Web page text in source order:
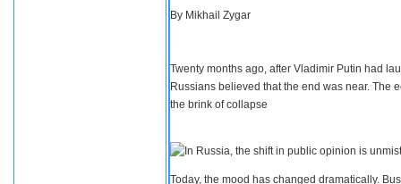
By Mikhail Zygar
Twenty months ago, after Vladimir Putin had
Russians believed that the end was near. The
the brink of collapse
Today, the mood has changed dramatically.